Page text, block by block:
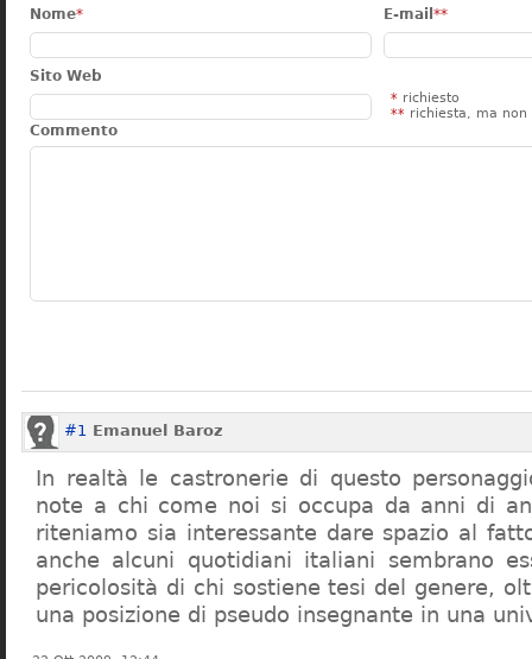
Nome* E-mail **
Sito Web
* richiesto
** richiesta, ma non
Commento
#1 Emanuel Baroz
In realtà le castronerie di questo
note a chi come noi si occupa da anni di
riteniamo sia interessante dare spazio al fatto
anche alcuni quotidiani italiani sembrano
pericolosità di chi sostiene tesi del genere,
una posizione di pseudo insegnante in una